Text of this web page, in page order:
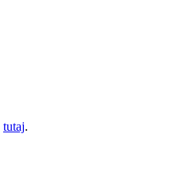
tutaj.